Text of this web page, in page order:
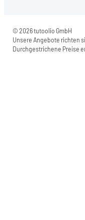
© 2026 tutoolio GmbH
Unsere Angebote richten
Durchgestrichene Preise